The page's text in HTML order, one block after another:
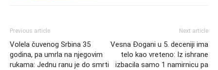
Previous article
Volela čuvenog Srbina 35
godina, pa umrla na njegovim
rukama: Jednu ranu je do smrti
Next article
Vesna Đogani u 5. deceniji ima
telo kao vreteno: Iz ishrane
izbacila samo 1 namirnicu pa